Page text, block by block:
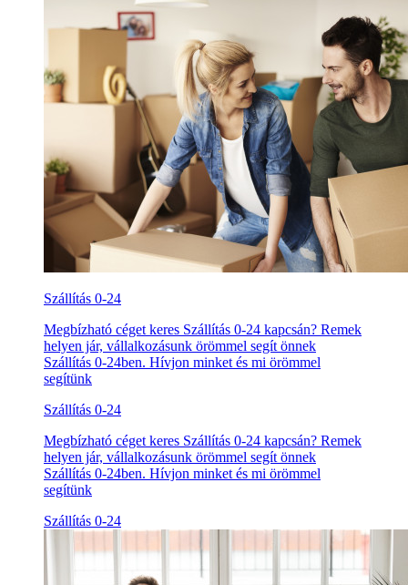
Szállítás 0-24
Megbízható céget keres Szállítás 0-24 kapcsán? Remek
helyen jár, vállalkozásunk örömmel segít önnek
Szállítás 0-24ben. Hívjon minket és mi örömmel
segítünk
Szállítás 0-24
Megbízható céget keres Szállítás 0-24 kapcsán? Remek
helyen jár, vállalkozásunk örömmel segít önnek
Szállítás 0-24ben. Hívjon minket és mi örömmel
segítünk
Szállítás 0-24